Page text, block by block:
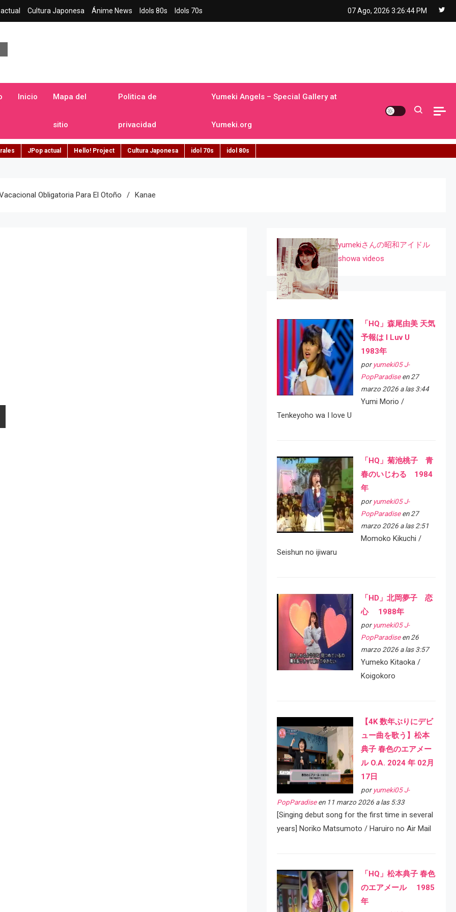
Cultura Japonesa Ánime News Idols 80s Idols 70s 07 Ago, 2026 3:26:45 PM
Inicio Mapa del
sitio
Politica de
privacidad
Yumeki Angels – Special Gallery at
Yumeki.org
JPop actual Hello! Project Cultura Japonesa idol 70s idol 80s
Obligatoria Para El Otoño Kanae
yumekiさんの昭和アイドル
showa videos
「HQ」森尾由美 天気
予報は I Luv U
1983年
por yumeki05 J-
PopParadiseen 27
marzo 2026 a las 3:44
Yumi Morio /
Tenkeyoho wa I love U
「HQ」菊池桃子 青
春のいじわる 1984
年
por yumeki05 J-
PopParadiseen 27
marzo 2026 a las 2:51
Momoko Kikuchi /
Seishun no ijiwaru
「HD」北岡夢子 恋
心 1988年
por yumeki05 J-
PopParadiseen 26
marzo 2026 a las 3:57
Yumeko Kitaoka /
Koigokoro
【4K 数年ぶりにデビ
ュー曲を歌う】松本
典子 春色のエアメー
ル O.A. 2024 年 02月
17日
por yumeki05 J-
PopParadiseen 11 marzo 2026 a las 5:33
[Singing debut song for the first time in several
years] Noriko Matsumoto / Haruiro no Air Mail
「HQ」松本典子 春色
のエアメール 1985
年